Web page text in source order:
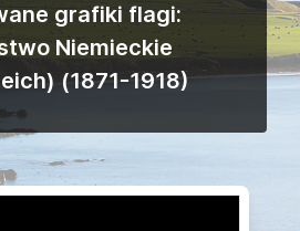
grafiki flagi:
Niemieckie
(1871-1918)